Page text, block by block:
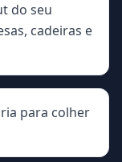
do seu
cadeiras e
para colher